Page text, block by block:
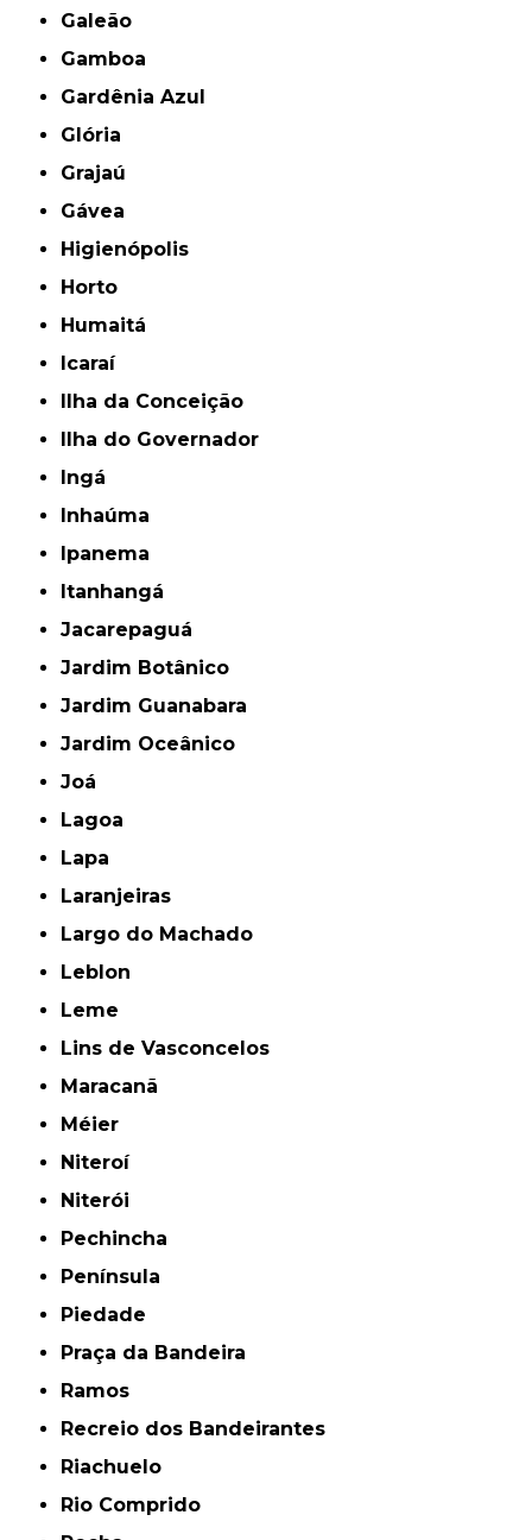
Galeão
Gamboa
Gardênia Azul
Glória
Grajaú
Gávea
Higienópolis
Horto
Humaitá
Icaraí
Ilha da Conceição
Ilha do Governador
Ingá
Inhaúma
Ipanema
Itanhangá
Jacarepaguá
Jardim Botânico
Jardim Guanabara
Jardim Oceânico
Joá
Lagoa
Lapa
Laranjeiras
Largo do Machado
Leblon
Leme
Lins de Vasconcelos
Maracanã
Méier
Niteroí
Niterói
Pechincha
Península
Piedade
Praça da Bandeira
Ramos
Recreio dos Bandeirantes
Riachuelo
Rio Comprido